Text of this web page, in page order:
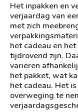
Het inpakken en
verjaardag van
met zich
het cadeau en
tijdrovend zijn.
variëren
het pakket, wat
het cadeau. Het
overweging te